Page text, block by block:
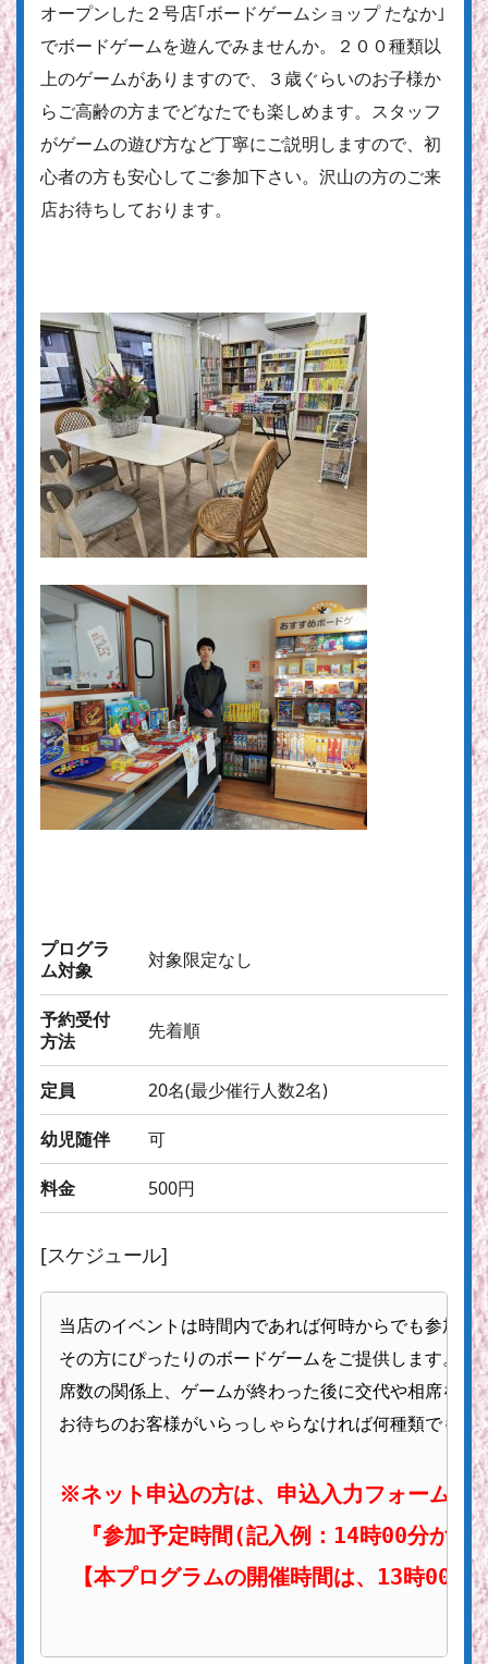
オープンした２号店｢ボードゲームショップ たなか｣
でボードゲームを遊んでみませんか。２００種類以
上のゲームがありますので、３歳ぐらいのお子様か
らご高齢の方までどなたでも楽しめます。スタッフ
がゲームの遊び方など丁寧にご説明しますので、初
心者の方も安心してご参加下さい。沢山の方のご来
店お待ちしております。
プログラ
ム対象
対象限定なし
予約受付
方法
先着順
定員 20名(最少催行人数2名)
幼児随伴 可
料金 500円
[スケジュール]
当店のイベントは時間内であれば何時からでも参加
その方にぴったりのボードゲームをご提供します。
席数の関係上、ゲームが終わった後に交代や相席をお
お待ちのお客様がいらっしゃらなければ何種類でも
※ネット申込の方は、申込入力フォームの
『参加予定時間(記入例：14時00分から
【本プログラムの開催時間は、13時00分